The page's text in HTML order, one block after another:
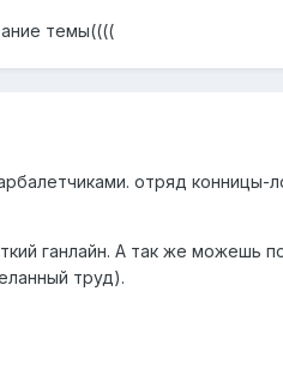
темы((((
отряд
ганлайн. А так же можешь
труд).